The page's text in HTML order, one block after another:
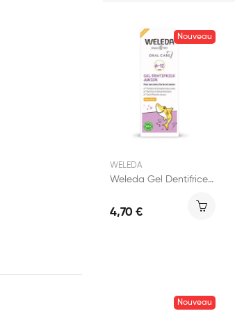
Nouveau
WELEDA
Weleda Gel Dentifrice Junior 50ml
4,70 €
Nouveau